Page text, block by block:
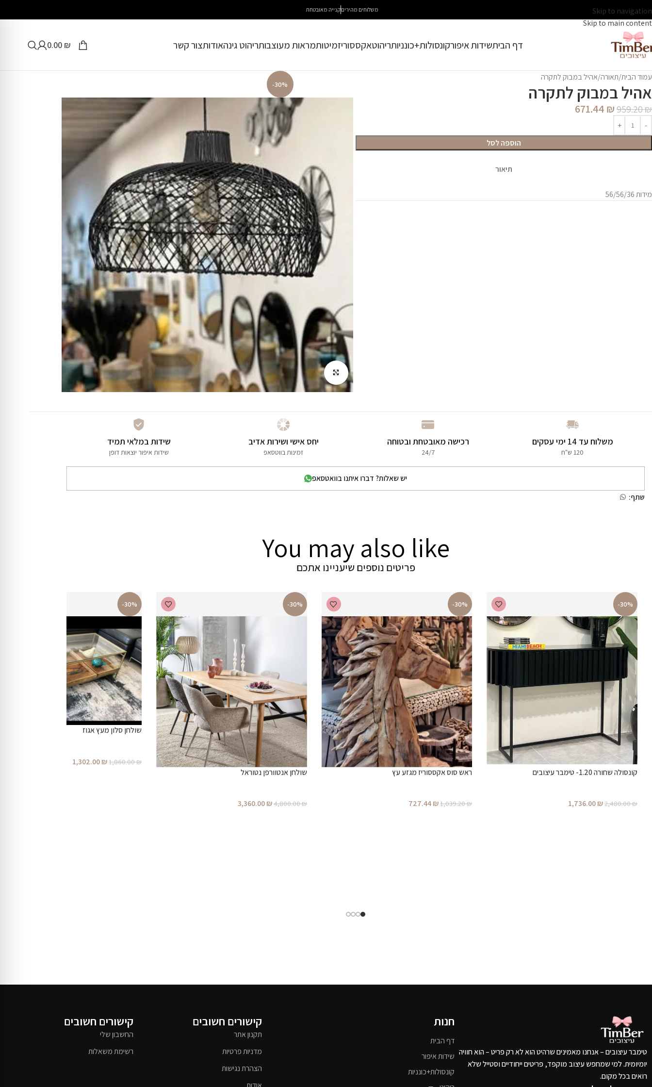
Skip to navigation
Skip to main content
משלוחים מהיריםקנייה מאובטחת
דף הביתשידות איפורקונסולות+כונניותריהוטאקססוריזמיטותמראות מעוצבותריהוט גינהאודותצור קשר 0.00 ₪
עמוד הבית תאורה אהיל במבוק לתקרה
אהיל במבוק לתקרה
959.20₪
671.44 ₪
הוספה לסל
תיאור
מידות 56/56/36
-30%
לחץ להגדלה
משלוח עד 14 ימי עסקים
120 ש"ח
רכישה מאובטחת ובטוחה
24/7
יחס אישי ושירות אדיב
זמינות בווטסאפ
שידות במלאי תמיד
שידות איפור יוצאות דופן
יש שאלות? דברו איתנו בוואטסאפ
שתף:
You may also like
פריטים נוספים שיעניינו אתכם
-30%
קונסולה שחורה 1.20- טימבר עיצובים
2,480.00₪
1,736.00₪
-30%
ראש סוס אקססוריז מגזע עץ
1,039.20₪
727.44₪
-30%
שולחן אנטוורפן נטוראל
4,800.00₪
3,360.00₪
-30%
שולחן סלון מעץ אגוז
1,860.00₪
1,302.00₪
טימבר עיצובים – אנחנו מאמינים שרהיט הוא לא רק פריט – הוא חוויה
יומיומית. למי שמחפש עיצוב מוקפד, פריטים ייחודיים וסטייל שלא
רואים בכל מקום.
חנות
דף הבית
שידות איפור
קונסולות+כונניות
קישורים חשובים
תקנון אתר
מדניות פרטיות
הצהרת נגישות
קישורים חשובים
החשבון שלי
רשימת משאלות